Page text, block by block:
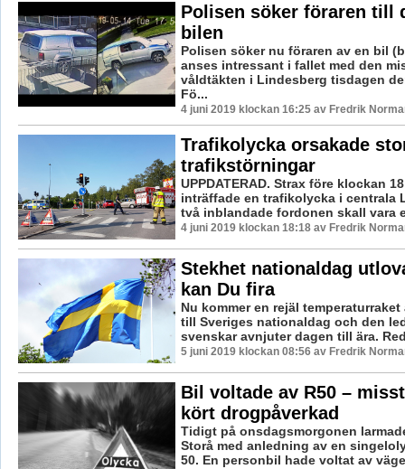
Polisen söker föraren till
bilen
Polisen söker nu föraren av en bil
anses intressant i fallet med den
våldtäkten i Lindesberg tisdagen
Fö...
4 juni 2019 klockan 16:25 av Fredrik
Trafikolycka orsakade
trafikstörningar
UPPDATERAD. Strax före klockan
inträffade en trafikolycka i centrala
två inblandade fordonen skall vara
4 juni 2019 klockan 18:18 av Fredrik
Stekhet nationaldag
kan Du fira
Nu kommer en rejäl
till Sveriges nationaldag och den
svenskar avnjuter dagen till ära.
5 juni 2019 klockan 08:56 av Fredrik
Bil voltade av R50 –
kört drogpåverkad
Tidigt på onsdagsmorgonen
Storå med anledning av en
50. En personbil hade voltat av